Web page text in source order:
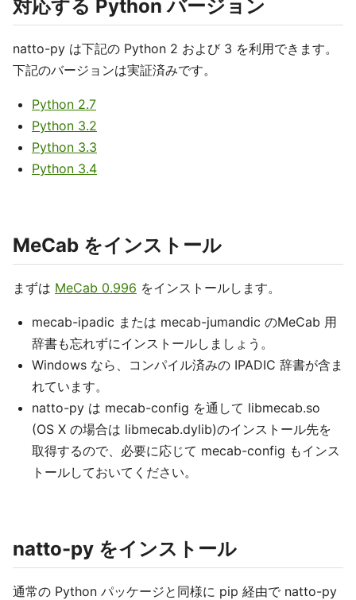
対応する Python バージョン
natto-py は下記の Python 2 および 3 を利用できます。
下記のバージョンは実証済みです。
Python 2.7
Python 3.2
Python 3.3
Python 3.4
MeCab をインストール
まずは MeCab 0.996 をインストールします。
mecab-ipadic または mecab-jumandic のMeCab 用
辞書も忘れずにインストールしましょう。
Windows なら、コンパイル済みの IPADIC 辞書が含ま
れています。
natto-py は mecab-config を通して libmecab.so
(OS X の場合は libmecab.dylib)のインストール先を
取得するので、必要に応じて mecab-config もインス
トールしておいてください。
natto-py をインストール
通常の Python パッケージと同様に pip 経由で natto-py